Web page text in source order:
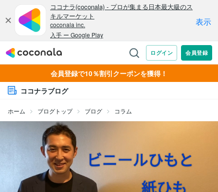
会員登録で10％割引クーポンを獲得！
ココナラブログ
ホーム ブログトップ ブログ コラム